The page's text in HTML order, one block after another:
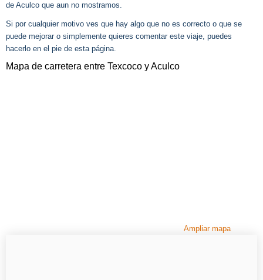
de Aculco que aun no mostramos.
Si por cualquier motivo ves que hay algo que no es correcto o que se
puede mejorar o simplemente quieres comentar este viaje, puedes
hacerlo en el pie de esta página.
Mapa de carretera entre Texcoco y Aculco
Ampliar mapa